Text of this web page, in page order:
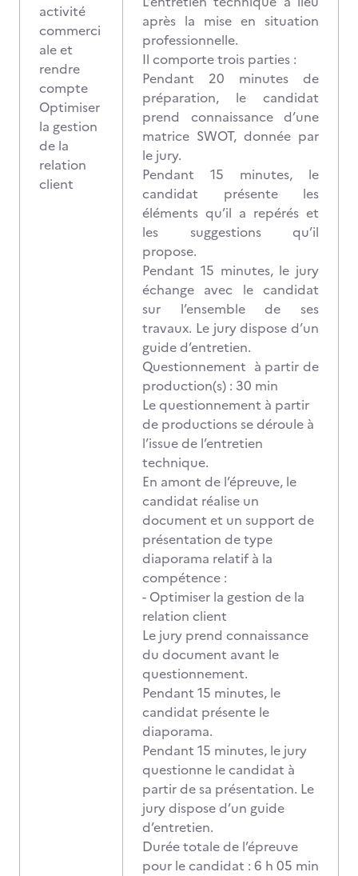
activité
commerci
ale et
rendre
compte
Optimiser
la gestion
de la
relation
client
après la mise en situation
professionnelle.
Il comporte trois parties :
Pendant 20 minutes de
préparation, le candidat
prend connaissance d’une
matrice SWOT, donnée par
le jury.
Pendant 15 minutes, le
candidat présente les
éléments qu’il a repérés et
les suggestions qu’il
propose.
Pendant 15 minutes, le jury
échange avec le candidat
sur l’ensemble de ses
travaux. Le jury dispose d’un
guide d’entretien.
Questionnement à partir de
production(s) : 30 min
Le questionnement à partir
de productions se déroule à
l’issue de l’entretien
technique.
En amont de l’épreuve, le
candidat réalise un
document et un support de
présentation de type
diaporama relatif à la
compétence :
- Optimiser la gestion de la
relation client
Le jury prend connaissance
du document avant le
questionnement.
Pendant 15 minutes, le
candidat présente le
diaporama.
Pendant 15 minutes, le jury
questionne le candidat à
partir de sa présentation. Le
jury dispose d’un guide
d’entretien.
Durée totale de l’épreuve
pour le candidat : 6 h 05 min